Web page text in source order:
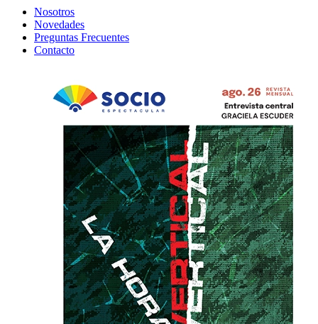
Nosotros
Novedades
Preguntas Frecuentes
Contacto